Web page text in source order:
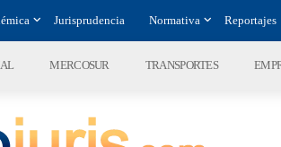
Jurisprudencia Normativa Reportajes
MERCOSUR TRANSPORTES